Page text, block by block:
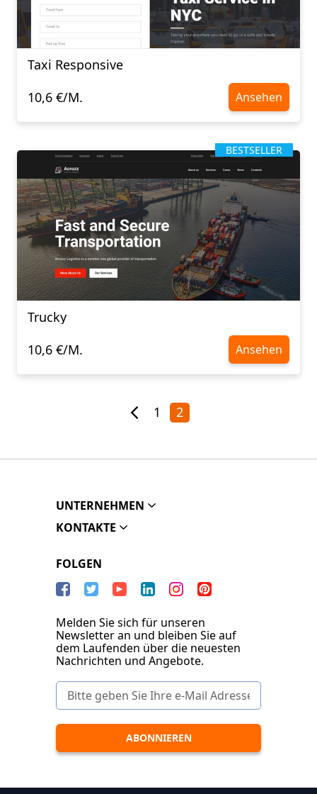
Taxi Responsive
10,6 €/M.
Ansehen
BESTSELLER
Trucky
10,6 €/M.
Ansehen
1 2
UNTERNEHMEN
KONTAKTE
FOLGEN
Melden Sie sich für unseren
Newsletter an und bleiben Sie auf
dem Laufenden über die neuesten
Nachrichten und Angebote.